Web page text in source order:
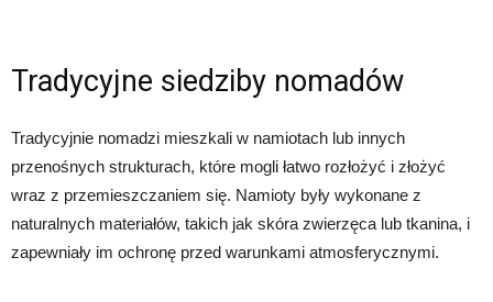
Tradycyjne siedziby nomadów
Tradycyjnie nomadzi mieszkali w namiotach lub innych
przenośnych strukturach, które mogli łatwo rozłożyć i złożyć
wraz z przemieszczaniem się. Namioty były wykonane z
naturalnych materiałów, takich jak skóra zwierzęca lub tkanina, i
zapewniały im ochronę przed warunkami atmosferycznymi.